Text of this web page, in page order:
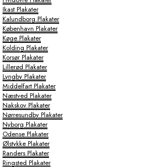
Ikast Plakater
Kalundborg Plakater
København Plakater
Køge Plakater
Kolding Plakater
Korsør Plakater
Lillerød Plakater
Lyngby Plakater
Middelfart Plakater
Næstved Plakater
Nakskov Plakater
Nørresundby Plakater
Nyborg Plakater
Odense Plakater
Ølstykke Plakater
Randers Plakater
Ringsted Plakater